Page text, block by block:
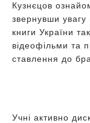
Кузнєцов
звернувши
книги України
відеофільми та
ставлення до
Учні активно